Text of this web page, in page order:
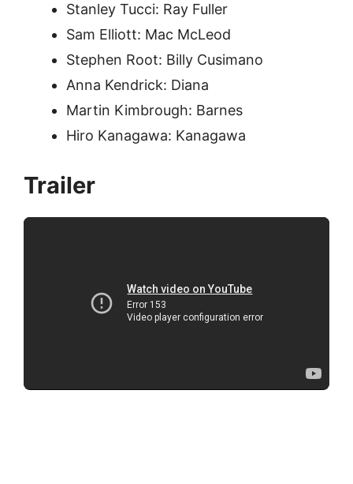
Stanley Tucci: Ray Fuller
Sam Elliott: Mac McLeod
Stephen Root: Billy Cusimano
Anna Kendrick: Diana
Martin Kimbrough: Barnes
Hiro Kanagawa: Kanagawa
Trailer